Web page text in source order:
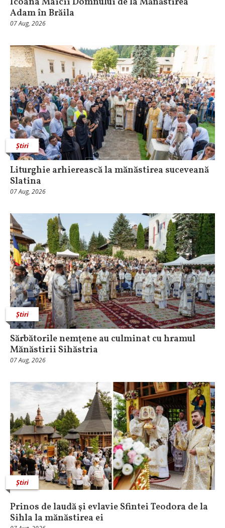
Adam în Brăila
07 Aug, 2026
Știri
Liturghie arhierească la mănăstirea suceveană
Slatina
07 Aug, 2026
Știri
Sărbătorile nemţene au culminat cu hramul
Mănăstirii Sihăstria
07 Aug, 2026
Știri
Prinos de laudă şi evlavie Sfintei Teodora de la
Sihla la mănăstirea ei